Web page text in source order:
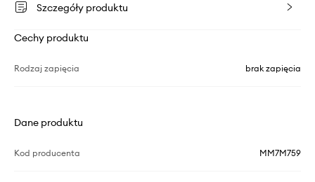
Szczegóły produktu
Cechy produktu
Rodzaj zapięcia brak zapięcia
Dane produktu
Kod producenta MM7M759